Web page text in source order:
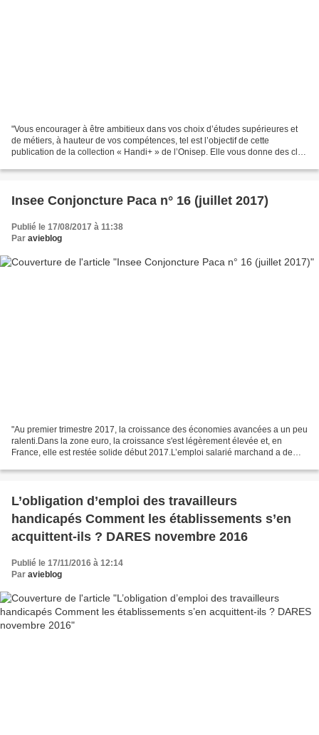
"Vous encourager à être ambitieux dans vos choix d’études supérieures et
de métiers, à hauteur de vos compétences, tel est l’objectif de cette
publication de la collection « Handi+ » de l’Onisep. Elle vous donne des clés
Insee Conjoncture Paca n° 16 (juillet 2017)
Publié le 17/08/2017 à 11:38
Par avieblog
"Au premier trimestre 2017, la croissance des économies avancées a un peu
ralenti.Dans la zone euro, la croissance s'est légèrement élevée et, en
France, elle est restée solide début 2017.L’emploi salarié marchand a de
L’obligation d’emploi des travailleurs
handicapés Comment les établissements s’en
acquittent-ils ? DARES novembre 2016
Publié le 17/11/2016 à 12:14
Par avieblog